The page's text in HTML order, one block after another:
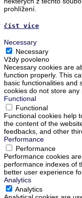
prohlížení.
číst vice
Necessary
Necessary
Vždy povoleno
Necessary cookies are
function properly. This
basic functionalities and
cookies do not store any
Functional
Functional
Functional cookies help
the content of the
feedbacks, and other
Performance
Performance
Performance cookies
performance indexes of
better user experience
Analytics
Analytics